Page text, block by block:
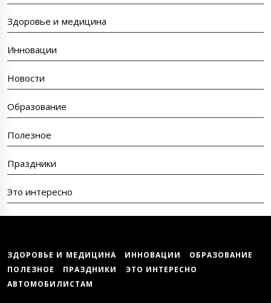
Здоровье и медицина
Инновации
Новости
Образование
Полезное
Праздники
Это интересно
ЗДОРОВЬЕ И МЕДИЦИНА ИННОВАЦИИ
ОБРАЗОВАНИЕ
ПОЛЕЗНОЕ
ПРАЗДНИКИ
ЭТО ИНТЕРЕСНО
АВТОМОБИЛИСТАМ